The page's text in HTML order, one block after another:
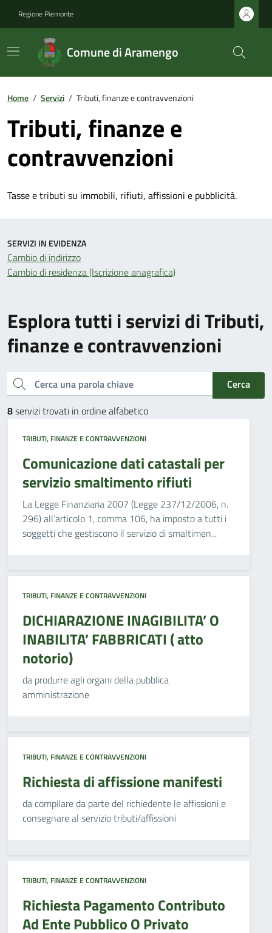
Regione Piemonte
Comune di Aramengo
Home / Servizi / Tributi, finanze e contravvenzioni
Tributi, finanze e
contravvenzioni
Tasse e tributi su immobili, rifiuti, affissioni e pubblicità.
Esplora tutti i servizi di Tributi,
finanze e contravvenzioni
Cerca una parola chiave
Cerca
8servizi trovati in ordine alfabetico
TRIBUTI, FINANZE E CONTRAVVENZIONI
Comunicazione dati catastali per
servizio smaltimento rifiuti
La Legge Finanziaria 2007 (Legge 237/12/2006, n.
296) all’articolo 1, comma 106, ha imposto a tutti i
soggetti che gestiscono il servizio di smaltimen...
TRIBUTI, FINANZE E CONTRAVVENZIONI
DICHIARAZIONE INAGIBILITA’ O
INABILITA’ FABBRICATI ( atto
notorio)
da produrre agli organi della pubblica
amministrazione
TRIBUTI, FINANZE E CONTRAVVENZIONI
Richiesta di affissione manifesti
da compilare da parte del richiedente le affissioni e
consegnare al servizio tributi/affissioni
TRIBUTI, FINANZE E CONTRAVVENZIONI
Richiesta Pagamento Contributo
Ad Ente Pubblico O Privato
SERVIZI IN EVIDENZA
Cambio di indirizzo
Cambio di residenza (Iscrizione anagrafica)